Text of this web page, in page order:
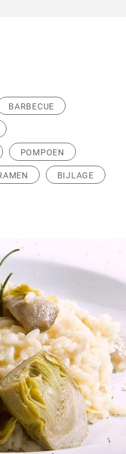
BARBECUE
POMPOEN
BIJLAGE